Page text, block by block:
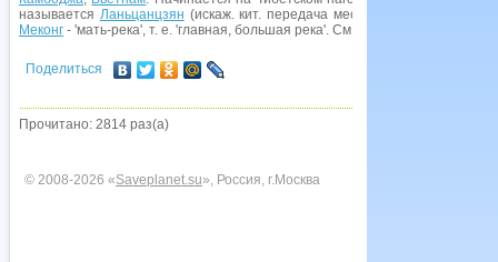
называется Ланьцанцзян (искаж. кит. передача местного названия;
Меконг - 'мать-река', т. е. 'главная, большая река'. См. также Русского
Поделиться
Прочитано: 2814 раз(а)
© 2008-2026 «Saveplanet.su», Россия, г.Москва